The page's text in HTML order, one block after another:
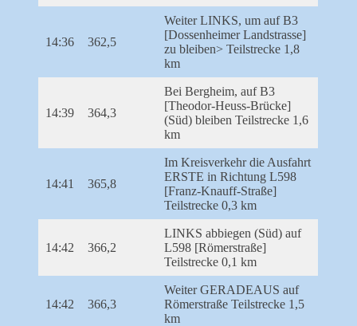
14:36 362,5
Weiter LINKS, um auf B3
[Dossenheimer Landstrasse]
zu bleiben> Teilstrecke 1,8
km
14:39 364,3
Bei Bergheim, auf B3
[Theodor-Heuss-Brücke]
(Süd) bleiben Teilstrecke 1,6
km
14:41 365,8
Im Kreisverkehr die Ausfahrt
ERSTE in Richtung L598
[Franz-Knauff-Straße]
Teilstrecke 0,3 km
14:42 366,2
LINKS abbiegen (Süd) auf
L598 [Römerstraße]
Teilstrecke 0,1 km
14:42 366,3
Weiter GERADEAUS auf
Römerstraße Teilstrecke 1,5
km